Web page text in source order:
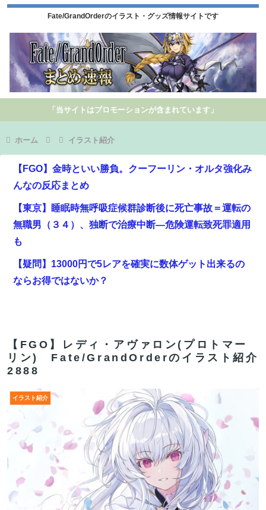
Fate/GrandOrderのイラスト・グッズ情報サイトです
「当サイトはプロモーションが含まれています」
ホーム イラスト紹介
【FGO】金時といい勝負。クーフーリン・オルタ強化み
んなの反応まとめ
【東京】睡眠時無呼吸症候群診断後に死亡事故＝運転の
無職男（３４）、独断で治療中断―危険運転致死罪適用
も
【疑問】13000円で5レアを確実に数体ゲット出来るの
ならお得ではないか？
【FGO】神に愛された星1バッファー。アマデウス強化
がすごいと話題に
めないのでポジショントーク確定ｗｗｗ」
【FGO】金時といい勝負。クーフーリン・オルタ強化み
んなの反応まとめ
海外「世界で日本を死守するぞ！」 日本の消防署を訪れ
たちびっ子集団が世界をメロメロに
【FGO】今から弓戴冠戦を回るが杉谷さんとエウエウ、
【FGO】レディ・アヴァロン(プロトマー
リン) Fate/GrandOrderのイラスト紹介
2888
イラスト紹介